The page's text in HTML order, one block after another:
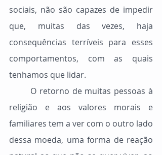
sociais, não são capazes de impedir
que, muitas das vezes, haja
consequências terríveis para esses
comportamentos, com as quais
tenhamos que lidar.
religião e aos valores morais e
familiares tem a ver com o outro lado
dessa moeda, uma forma de reação